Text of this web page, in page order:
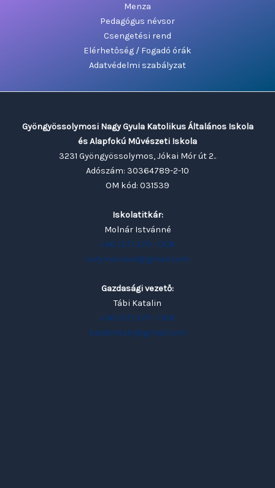
Menza
Pedagógus névsor
Csengetési rend
Elérhetőség / Fogadó órák
Adatvédelmi szabályzat
Gyöngyössolymosi Nagy Gyula Katolikus Általános Iskola
és Alapfokú Művészeti Iskola
3231 Gyöngyössolymos, Jókai Mór út 2..
Adószám: 30364789-2-10
OM kód: 031539
Iskolatitkár:
Molnár Istvánné
+36 (37) 370 - 008
solymosisuli@gmail.com
Gazdasági vezető:
Tábi Katalin
+36 (37) 370 - 008
katalintabi@gmail.com